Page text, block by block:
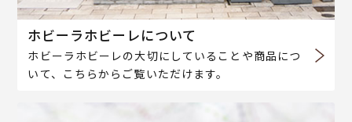
ホビーラホビーレについて
ホビーラホビーレの大切にしていることや商品につ
いて、こちらからご覧いただけます。